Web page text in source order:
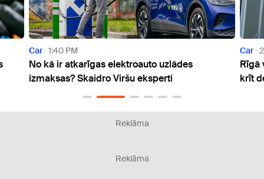
Car 1:40 PM
No kā ir atkarīgas elektroauto uzlādes
izmaksas? Skaidro Viršu eksperti
Car
Rīgā
krīt
Reklāma
Reklāma